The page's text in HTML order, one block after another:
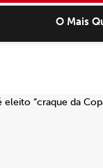
O Mais